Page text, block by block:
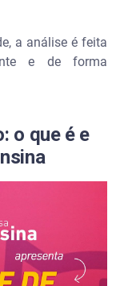
a análise é feita
e de forma
o que é e